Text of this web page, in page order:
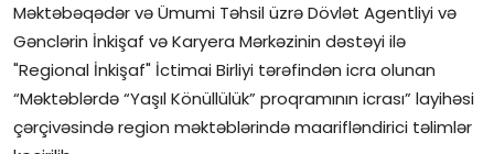
Pedaqogika
Regionlar
Qəzetin PDF arxivi
Məktəbəqədər və Ümumi Təhsil üzrə Dövlət Agentliyi və
Gənclərin İnkişaf və Karyera Mərkəzinin dəstəyi ilə
"Regional İnkişaf" İctimai Birliyi tərəfindən icra olunan
“Məktəblərdə “Yaşıl Könüllülük” proqramının icrası” layihəsi
çərçivəsində region məktəblərində maarifləndirici təlimlər